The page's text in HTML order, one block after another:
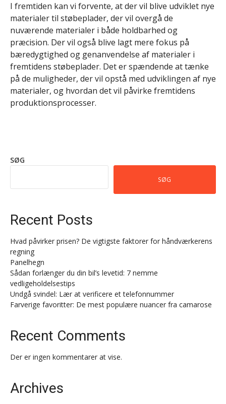
I fremtiden kan vi forvente, at der vil blive udviklet nye
materialer til støbeplader, der vil overgå de
nuværende materialer i både holdbarhed og
præcision. Der vil også blive lagt mere fokus på
bæredygtighed og genanvendelse af materialer i
fremtidens støbeplader. Det er spændende at tænke
på de muligheder, der vil opstå med udviklingen af nye
materialer, og hvordan det vil påvirke fremtidens
produktionsprocesser.
SØG
SØG
Recent Posts
Hvad påvirker prisen? De vigtigste faktorer for håndværkerens
regning
Panelhegn
Sådan forlænger du din bil’s levetid: 7 nemme
vedligeholdelsestips
Undgå svindel: Lær at verificere et telefonnummer
Farverige favoritter: De mest populære nuancer fra camarose
Recent Comments
Der er ingen kommentarer at vise.
Archives